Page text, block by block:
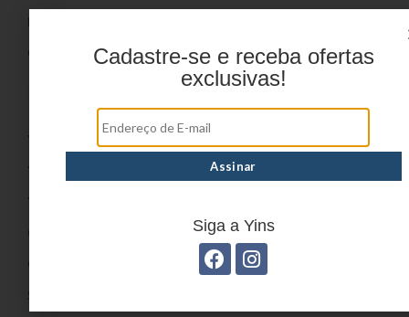
BLOG
CONTATOCadastre-se e receba ofertas
exclusivas!
Siga a Yins